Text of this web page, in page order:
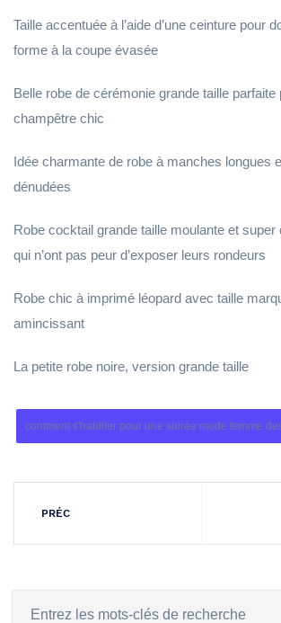
Taille accentuée à l’aide d’une ceinture pour
forme à la coupe évasée
Belle robe de cérémonie grande taille parfaite
champêtre chic
Idée charmante de robe à manches longues
dénudées
Robe cocktail grande taille moulante et super
qui n’ont pas peur d’exposer leurs rondeurs
Robe chic à imprimé léopard avec taille
amincissant
La petite robe noire, version grande taille
comment s'habiller pour une soirée mode femme
PRÉC